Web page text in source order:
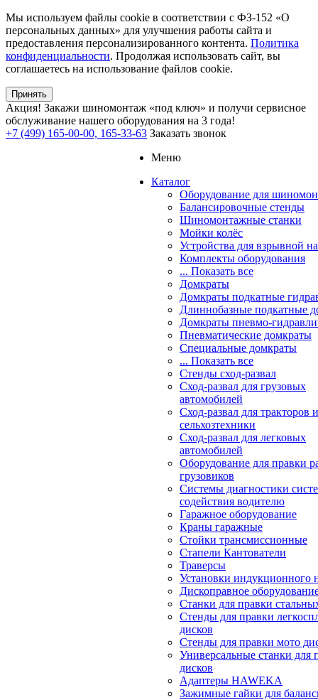
Мы используем файлы cookie в соответствии с ФЗ-152 «О
персональных данных» для улучшения работы сайта и
предоставления персонализированного контента. Политика
конфиденциальности. Продолжая использовать сайт, вы
соглашаетесь на использование файлов cookie.
Принять
Акция! Закажи шиномонтаж «под ключ» и получи сервисное
обслуживание нашего оборудования на 3 года!
+7 (499) 165-00-00, 165-33-63 Заказать звонок
Меню
Каталог
Оборудование для
Балансировочные стенды
Шиномонтажные станки
Мойки колёс
Устройства для взрывной
Комплекты оборудования
... Показать все
Домкраты
Домкраты подкатные
Длиннобазные подкатные
Домкраты пневмо-
Пневматические домкраты
Специальные домкраты
... Показать все
Стенды сход-развал
Сход-развал для грузовых
автомобилей
Сход-развал для тракторов и
сельхозтехники
Сход-развал для легковых
автомобилей
Оборудование для правки
грузовиков
Системы диагностики
содействия водителю
Гаражное оборудование
Краны гаражные
Стойки трансмиссионные
Стапели Кантователи
Траверсы
Установки индукционного
Дископравное
Станки для правки
Стенды для правки
дисков
Стенды для правки мото
Универсальные станки для
дисков
Адаптеры HAWEKA
Зажимные гайки для